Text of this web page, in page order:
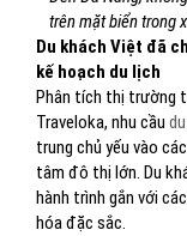
trên mặt biển trong
Du khách Việt đã
kế hoạch du lịch
Phân tích thị trường
Traveloka, nhu cầu
trung chủ yếu vào
tâm đô thị lớn. Du
hành trình gắn với
hóa đặc sắc.